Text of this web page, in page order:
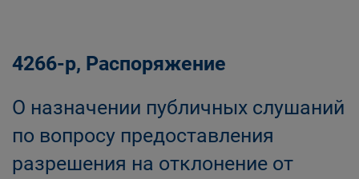
4266-р, Распоряжение
О назначении публичных слушаний
по вопросу предоставления
разрешения на отклонение от